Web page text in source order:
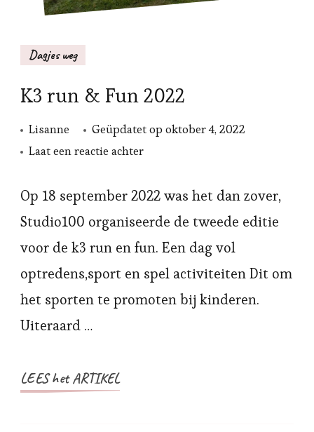
Dagjes weg
K3 run & Fun 2022
Lisanne Geüpdatet op oktober 4, 2022
Laat een reactie achterop
run
Op 18 september 2022 was het dan zover,
Studio100 organiseerde de tweede editie
voor de k3 run en fun. Een dag vol
optredens,sport en spel activiteiten Dit om
het sporten te promoten bij kinderen.
Uiteraard …
LEES het ARTIKEL